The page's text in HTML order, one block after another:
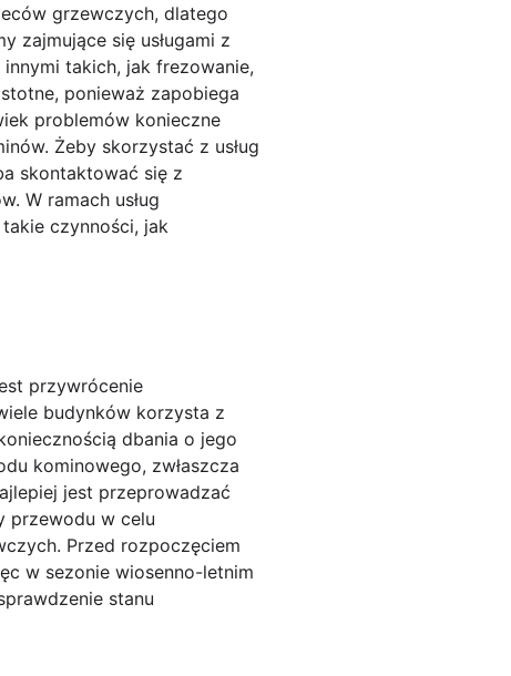
grzewczych, dlatego
zajmujące się usługami z
takich, jak frezowanie,
ponieważ zapobiega
problemów konieczne
Żeby skorzystać z usług
skontaktować się z
W ramach usług
czynności, jak
przywrócenie
budynków korzysta z
dbania o jego
kominowego, zwłaszcza
jest przeprowadzać
przewodu w celu
Przed rozpoczęciem
w sezonie wiosenno-letnim
stanu